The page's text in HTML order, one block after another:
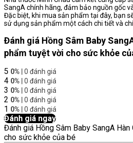
SangA chính hãng, đảm bảo nguồn gốc
Đặc biệt, khi mua sản phẩm tại đây, bạn
sử dụng sản phẩm một cách chi tiết và
Đánh giá Hồng Sâm Baby
phẩm tuyệt vời cho sức khỏe
5 0% | 0 đánh giá
4 0% | 0 đánh giá
3 0% | 0 đánh giá
2 0% | 0 đánh giá
1 0% | 0 đánh giá
Đánh giá ngay
Đánh giá Hồng Sâm Baby SangA
cho sức khỏe của bé